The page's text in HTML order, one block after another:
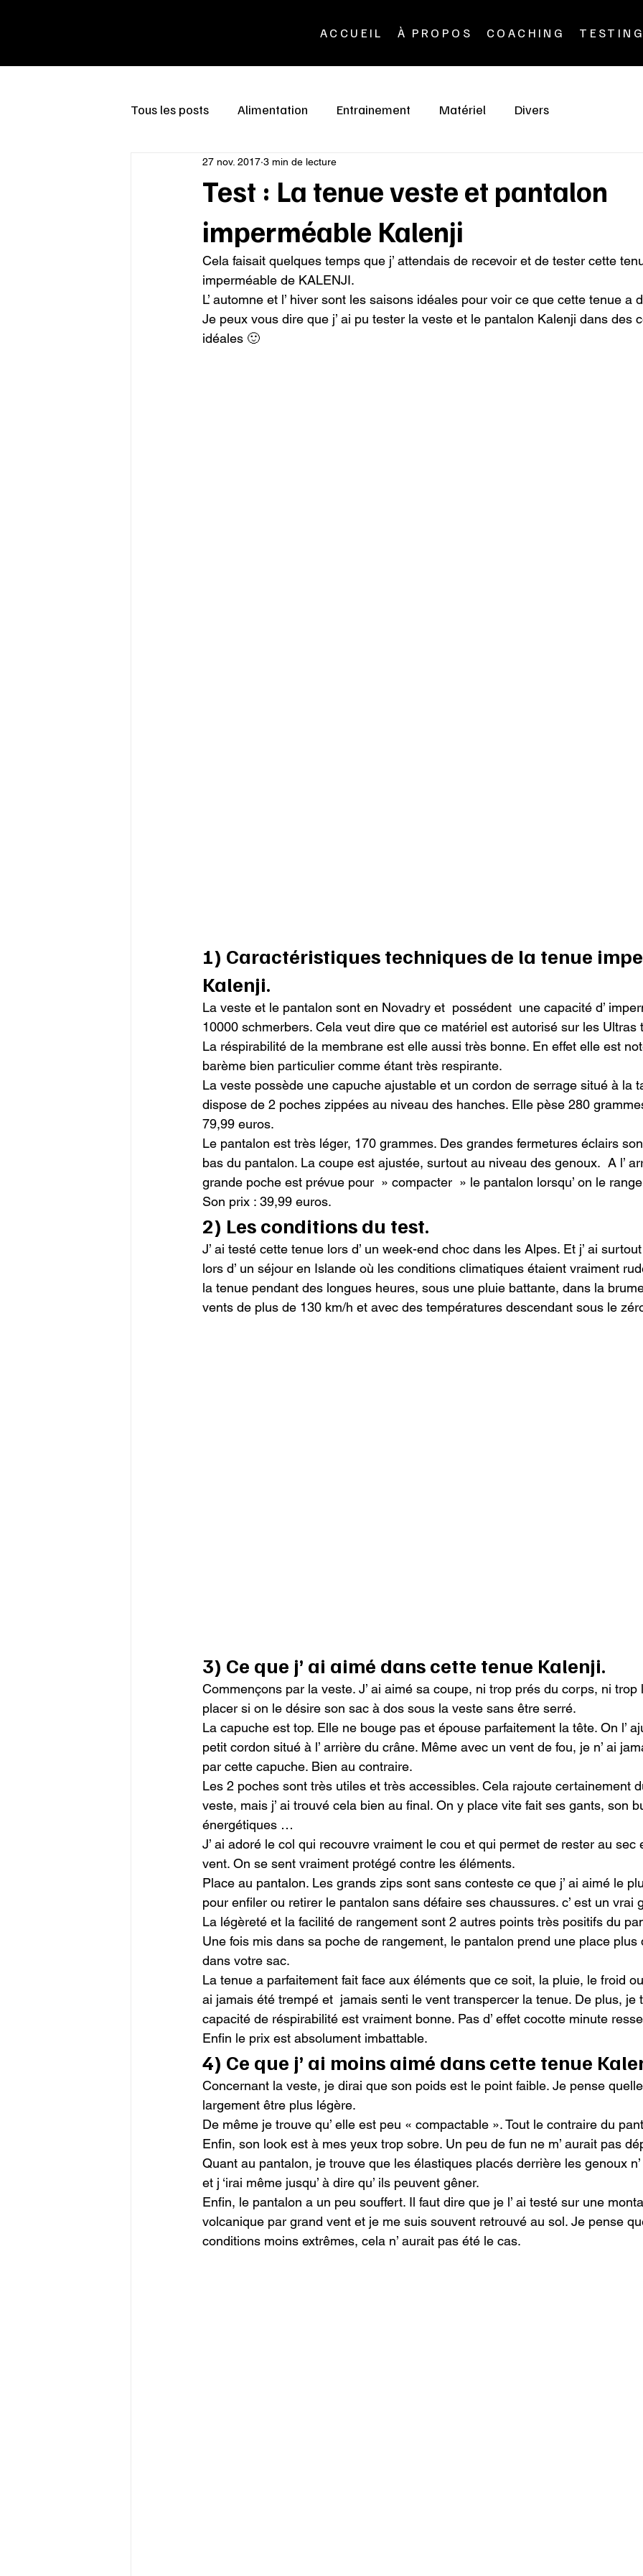
ACCUEIL À PROPOS COACHING
Tous les posts Alimentation Entrainement Matériel Divers
Test : La tenue veste et pantalon
imperméable Kalenji
27 nov. 2017 3 min de lecture
Cela faisait quelques temps que j’ attendais de recevoir et de tester cette
imperméable de KALENJI.
L’ automne et l’ hiver sont les saisons idéales pour voir ce que cette tenue a
Je peux vous dire que j’ ai pu tester la veste et le pantalon Kalenji dans des
idéales 🙂
1) Caractéristiques techniques de la tenue
Kalenji.
La veste et le pantalon sont en Novadry et  possédent  une capacité d’
10000 schmerbers. Cela veut dire que ce matériel est autorisé sur les Ultras
La réspirabilité de la membrane est elle aussi très bonne. En effet elle est
barème bien particulier comme étant très respirante.
La veste possède une capuche ajustable et un cordon de serrage situé à la
dispose de 2 poches zippées au niveau des hanches. Elle pèse 280
79,99 euros.
Le pantalon est très léger, 170 grammes. Des grandes fermetures éclairs
bas du pantalon. La coupe est ajustée, surtout au niveau des genoux.  A l’
grande poche est prévue pour  » compacter  » le pantalon lorsqu’ on le
Son prix : 39,99 euros.
2) Les conditions du test.
J’ ai testé cette tenue lors d’ un week-end choc dans les Alpes. Et j’ ai
lors d’ un séjour en Islande où les conditions climatiques étaient vraiment
la tenue pendant des longues heures, sous une pluie battante, dans la
vents de plus de 130 km/h et avec des températures descendant sous le
3) Ce que j’ ai aimé dans cette tenue Kalenji.
Commençons par la veste. J’ ai aimé sa coupe, ni trop prés du corps, ni
placer si on le désire son sac à dos sous la veste sans être serré.
La capuche est top. Elle ne bouge pas et épouse parfaitement la tête. On l’
petit cordon situé à l’ arrière du crâne. Même avec un vent de fou, je n’ ai
par cette capuche. Bien au contraire.
Les 2 poches sont très utiles et très accessibles. Cela rajoute certainement
veste, mais j’ ai trouvé cela bien au final. On y place vite fait ses gants, son
énergétiques …
J’ ai adoré le col qui recouvre vraiment le cou et qui permet de rester au sec
vent. On se sent vraiment protégé contre les éléments.
Place au pantalon. Les grands zips sont sans conteste ce que j’ ai aimé le
pour enfiler ou retirer le pantalon sans défaire ses chaussures. c’ est un vrai
La légèreté et la facilité de rangement sont 2 autres points très positifs du
Une fois mis dans sa poche de rangement, le pantalon prend une place
dans votre sac.
La tenue a parfaitement fait face aux éléments que ce soit, la pluie, le froid
ai jamais été trempé et  jamais senti le vent transpercer la tenue. De plus,
capacité de réspirabilité est vraiment bonne. Pas d’ effet cocotte minute
Enfin le prix est absolument imbattable.
4) Ce que j’ ai moins aimé dans cette tenue
Concernant la veste, je dirai que son poids est le point faible. Je pense
largement être plus légère.
De même je trouve qu’ elle est peu « compactable ». Tout le contraire du
Enfin, son look est à mes yeux trop sobre. Un peu de fun ne m’ aurait pas
Quant au pantalon, je trouve que les élastiques placés derrière les genoux
et j ‘irai même jusqu’ à dire qu’ ils peuvent gêner.
Enfin, le pantalon a un peu souffert. Il faut dire que je l’ ai testé sur une
volcanique par grand vent et je me suis souvent retrouvé au sol. Je pense